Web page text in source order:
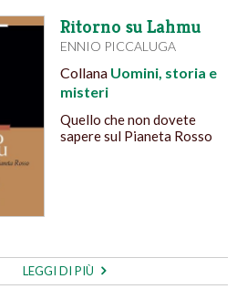
Ritorno su Lahmu
ENNIO PICCALUGA
Collana Uomini, storia e
misteri
Quello che non dovete
sapere sul Pianeta Rosso
LEGGI DI PIÙ